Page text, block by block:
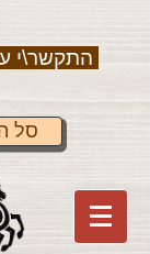
התקשר\י
סל